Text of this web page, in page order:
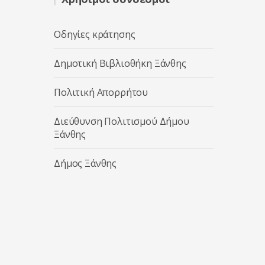
Οδηγίες κράτησης
Δημοτική Βιβλιοθήκη Ξάνθης
Πολιτική Απορρήτου
Διεύθυνση Πολιτισμού Δήμου
Ξάνθης
Δήμος Ξάνθης